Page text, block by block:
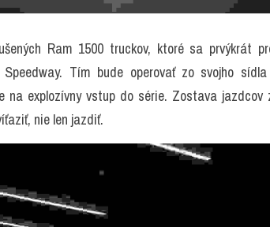
Ram 1500 truckov, ktoré sa prvýkrát
Tím bude operovať zo svojho
na explozívny vstup do série. Zostava
nie len jazdiť.